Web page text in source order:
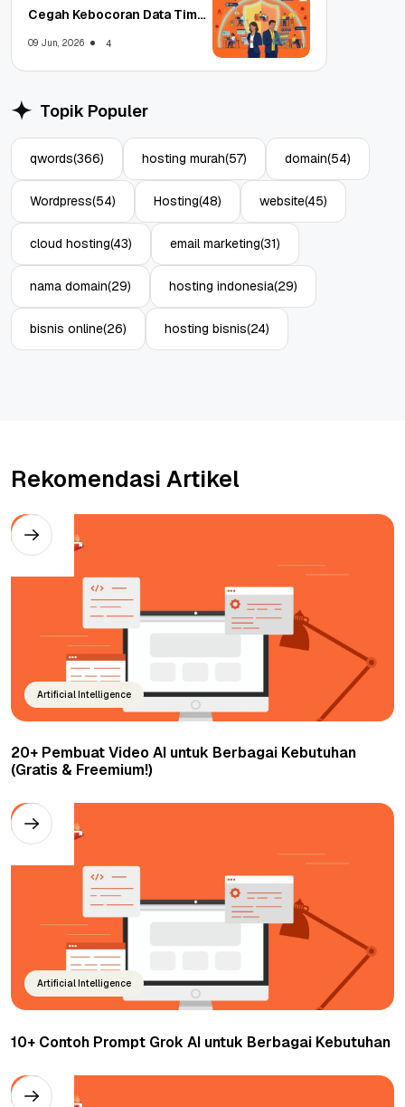
Cegah Kebocoran Data Tim
09 Jun, 2026 4
Topik Populer
qwords(366) hosting murah(57) domain(54)
Wordpress(54) Hosting(48) website(45)
cloud hosting(43) email marketing(31)
nama domain(29) hosting indonesia(29)
bisnis online(26) hosting bisnis(24)
Rekomendasi Artikel
Artificial Intelligence
20+ Pembuat Video AI untuk Berbagai Kebutuhan
(Gratis & Freemium!)
Artificial Intelligence
10+ Contoh Prompt Grok AI untuk Berbagai Kebutuhan